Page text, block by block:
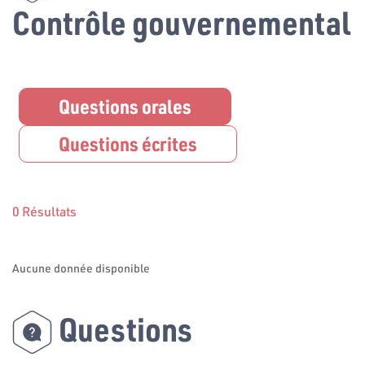
Contrôle gouvernemental
Questions orales
Questions écrites
0 Résultats
Aucune donnée disponible
Questions